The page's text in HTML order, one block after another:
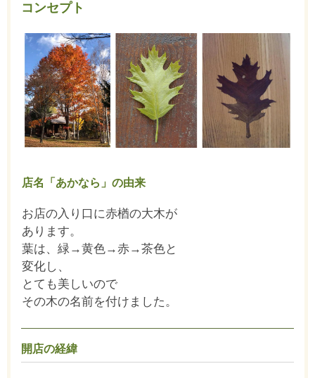
コンセプト
店名「あかなら」の由来
お店の入り口に赤楢の大木が
あります。
葉は、緑→黄色→赤→茶色と
変化し、
とても美しいので
その木の名前を付けました。
開店の経緯